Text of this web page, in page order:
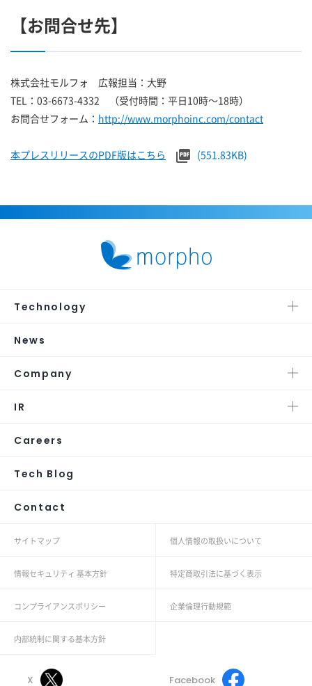
【お問合せ先】
株式会社モルフォ 広報担当：大野
TEL：03-6673-4332 （受付時間：平日10時～18時）
お問合せフォーム： http://www.morphoinc.com/contact
本プレスリリースのPDF版はこちら (551.83KB)
Technology
News
Company
IR
Careers
Tech Blog
Contact
サイトマップ 個人情報の取扱いについて
情報セキュリティ 基本方針 特定商取引法に基づく表示
コンプライアンスポリシー 企業倫理行動規範
内部統制に関する基本方針
X Facebook